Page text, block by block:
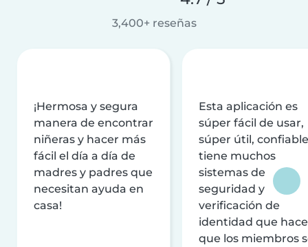
3,400+ reseñas
¡Hermosa y segura
manera de encontrar
niñeras y hacer más
fácil el día a día de
madres y padres que
necesitan ayuda en
casa!
Esta aplicación es
súper fácil de usar,
súper útil,
tiene muchos
sistemas de
seguridad y
verificación de
identidad que
que los miembros